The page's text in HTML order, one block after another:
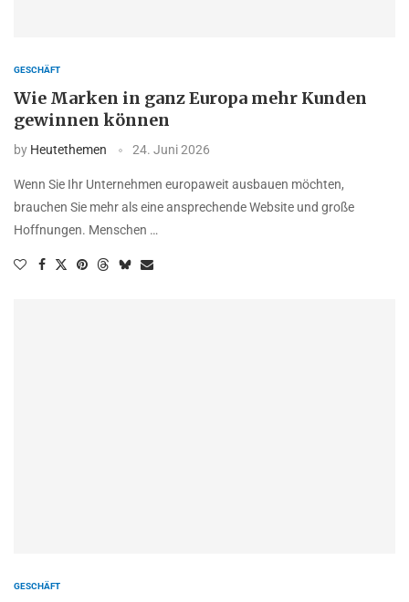
GESCHÄFT
Wie Marken in ganz Europa mehr Kunden
gewinnen können
by Heutethemen 24. Juni 2026
Wenn Sie Ihr Unternehmen europaweit ausbauen möchten,
brauchen Sie mehr als eine ansprechende Website und große
Hoffnungen. Menschen …
GESCHÄFT